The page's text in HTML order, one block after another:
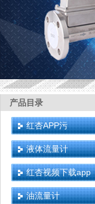
产品目录
红杏APP污
液体流量计
红杏视频下载app
油流量计